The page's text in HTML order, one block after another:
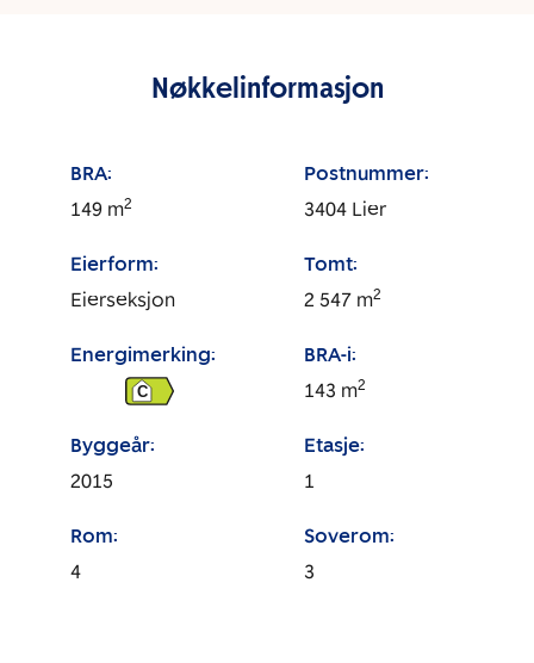
Nøkkelinformasjon
BRA:
149 m2
Postnummer:
3404 Lier
Eierform:
Eierseksjon
Tomt:
2 547 m2
Energimerking:
C
BRA-i:
143 m2
Byggeår:
2015
Etasje:
1
Rom:
4
Soverom:
3